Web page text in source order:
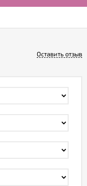
Оставить отзыв